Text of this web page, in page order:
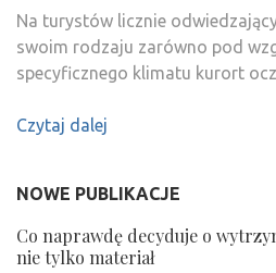
Na turystów licznie
swoim rodzaju zarówno pod
specyficznego klimatu kurort
Czytaj dalej
NOWE PUBLIKACJE
Co naprawdę decyduje o
nie tylko materiał